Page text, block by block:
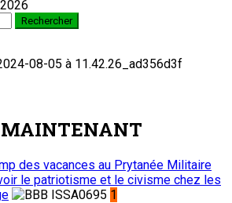
des vacances au Prytanée Militaire
le patriotisme et le civisme chez les
1